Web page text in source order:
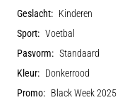
Geslacht: Kinderen
Sport: Voetbal
Pasvorm: Standaard
Kleur: Donkerrood
Promo: Black Week 2025